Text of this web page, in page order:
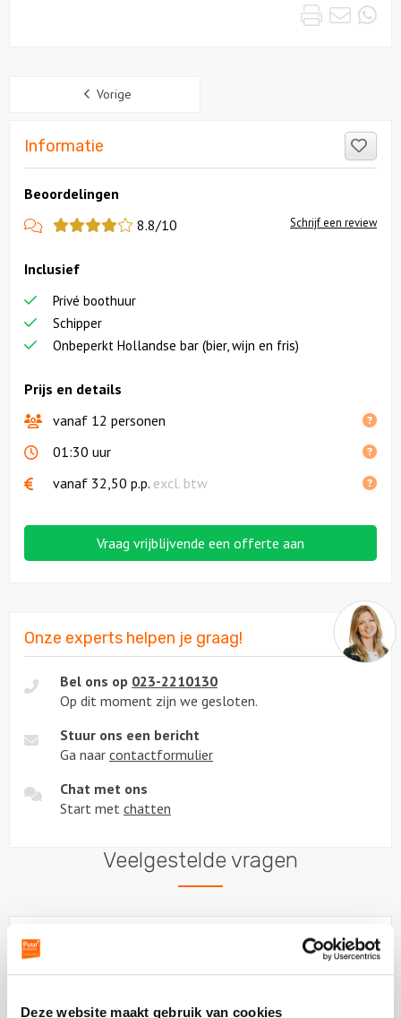
Deze website maakt gebruik van cookies
Print
Vorige
Informatie
Beoordelingen
View
reviews
8.8/10 Schrijf een review
Prijs en details
vanaf 12 personen
01:30 uur
vanaf 32,50 p.p. excl. btw
Inclusief
Privé boothuur
Schipper
Onbeperkt Hollandse bar (bier, wijn en fris)
Vraag vrijblijvende een offerte aan
Onze experts helpen je graag!
Bel ons op 023-2210130
Op dit moment zijn we gesloten.
Stuur ons een bericht
Ga naar contactformulier
Chat met ons
Start met chatten
Veelgestelde vragen
Wat is de route van de vaart?